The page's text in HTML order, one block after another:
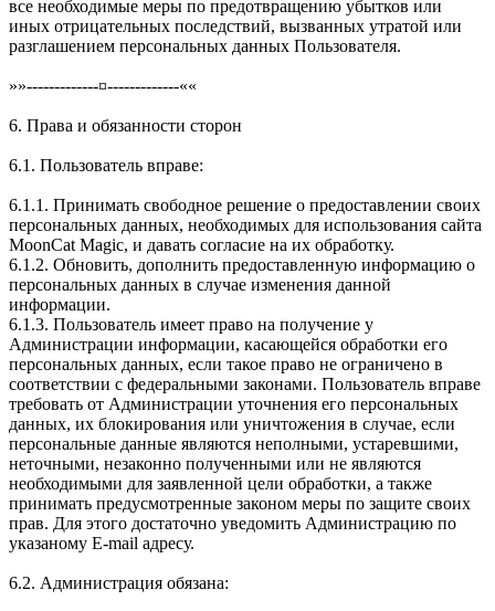
все необходимые меры по предотвращению убытков или
иных отрицательных последствий, вызванных утратой или
разглашением персональных данных Пользователя.
»»-------------¤-------------««
6. Права и обязанности сторон
6.1. Пользователь вправе:
6.1.1. Принимать свободное решение о предоставлении своих
персональных данных, необходимых для использования сайта
MoonCat Magic, и давать согласие на их обработку.
6.1.2. Обновить, дополнить предоставленную информацию о
персональных данных в случае изменения данной
информации.
6.1.3. Пользователь имеет право на получение у
Администрации информации, касающейся обработки его
персональных данных, если такое право не ограничено в
соответствии с федеральными законами. Пользователь вправе
требовать от Администрации уточнения его персональных
данных, их блокирования или уничтожения в случае, если
персональные данные являются неполными, устаревшими,
неточными, незаконно полученными или не являются
необходимыми для заявленной цели обработки, а также
принимать предусмотренные законом меры по защите своих
прав. Для этого достаточно уведомить Администрацию по
указаному E-mail адресу.
6.2. Администрация обязана: